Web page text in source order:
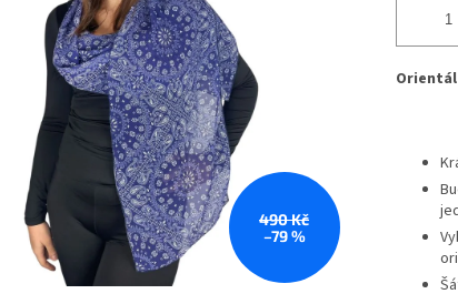
490 Kč
–79 %